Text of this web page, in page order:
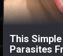
This
Parasites